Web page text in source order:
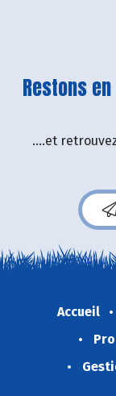
Restons
....et
Accueil